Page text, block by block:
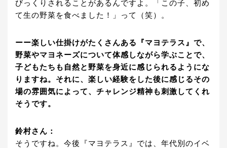
びっくりされることがあるんですよ。「この子、初め
て生の野菜を食べました！」って（笑）。
ーー楽しい仕掛けがたくさんある『マヨテラス』で、
野菜やマヨネーズについて体感しながら学ぶことで、
子どもたちも自然と野菜を身近に感じられるようにな
りますね。それに、楽しい経験をした後に感じるその
場の雰囲気によって、チャレンジ精神も刺激してくれ
そうです。
鈴村さん：
そうですね。今後『マヨテラス』では、年代別のイベ